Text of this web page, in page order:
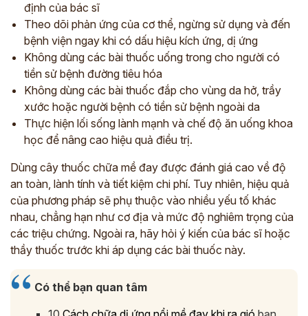
định của bác sĩ
Theo dõi phản ứng của cơ thể, ngừng sử dụng và đến
bệnh viện ngay khi có dấu hiệu kích ứng, dị ứng
Không dùng các bài thuốc uống trong cho người có
tiền sử bệnh đường tiêu hóa
Không dùng các bài thuốc đắp cho vùng da hở, trầy
xước hoặc người bệnh có tiền sử bệnh ngoài da
Thực hiện lối sống lành mạnh và chế độ ăn uống khoa
học để nâng cao hiệu quả điều trị.
Dùng cây thuốc chữa mề đay được đánh giá cao về độ
an toàn, lành tính và tiết kiệm chi phí. Tuy nhiên, hiệu quả
của phương pháp sẽ phụ thuộc vào nhiều yếu tố khác
nhau, chẳng hạn như cơ địa và mức độ nghiêm trọng của
các triệu chứng. Ngoài ra, hãy hỏi ý kiến của bác sĩ hoặc
thầy thuốc trước khi áp dụng các bài thuốc này.
Có thể bạn quan tâm